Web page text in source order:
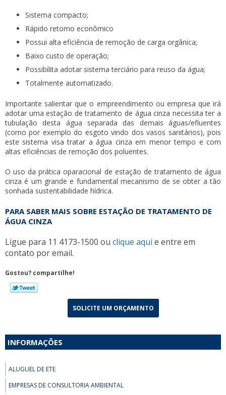
Sistema compacto;
Rápido retorno econômico
Possui alta eficiência de remoção de carga orgânica;
Baixo custo de operação;
Possibilita adotar sistema terciário para reuso da água;
Totalmente automatizado.
Importante salientar que o empreendimento ou empresa que irá
adotar umaestação de tratamento de água cinza necessita ter a
tubulação desta água separada das demais águas/efluentes
(como por exemplo do esgoto vindo dos vasos sanitários), pois
este sistema visa tratar a água cinza em menor tempo e com
altas eficiências de remoção dos poluentes.
O uso da prática oparacional de estação de tratamento de água
cinza é um grande e fundamental mecanismo de se obter a tão
sonhada sustentabilidade hídrica.
PARA SABER MAIS SOBRE ESTAÇÃO DE TRATAMENTO DE
ÁGUA CINZA
Ligue para 11 4173-1500 ou clique aqui e entre em
contato por email.
Gostou? compartilhe!
SOLICITE UM ORÇAMENTO
INFORMAÇÕES
ALUGUEL DE ETE
EMPRESAS DE CONSULTORIA AMBIENTAL